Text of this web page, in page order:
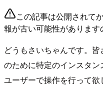
この記事は公開されて
報が古い可能性があります
どうもさいちゃんです。
のために特定のインスタ
ユーザーで操作を行って